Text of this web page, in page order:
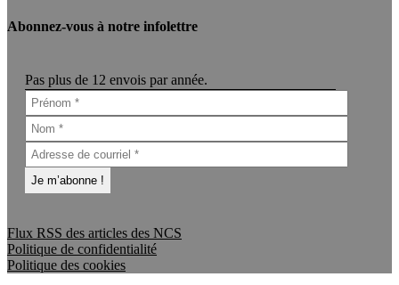
Abonnez-vous à notre infolettre
Pas plus de 12 envois par année.
Flux RSS des articles des NCS
Politique de confidentialité
Politique des cookies